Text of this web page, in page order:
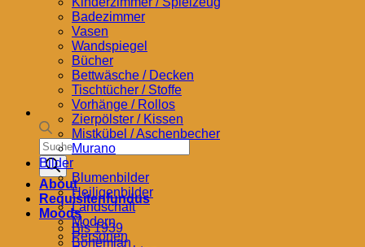
Products
search
About
Requisitenfundus
Moods
Bis 1939
Bohemian
Badezimmer
Vasen
Wandspiegel
Bücher
Bettwäsche / Decken
Tischtücher / Stoffe
Vorhänge / Rollos
Zierpölster / Kissen
Mistkübel / Aschenbecher
Murano
Bilder
Blumenbilder
Heiligenbilder
Landschaft
Modern
Personen